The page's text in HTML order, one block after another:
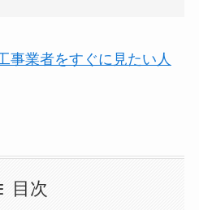
事業者をすぐに見たい人
目次